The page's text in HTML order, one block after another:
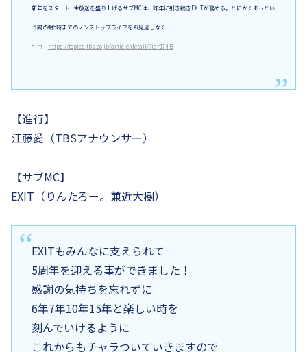
新年をスタート! 生放送を盛り上げるサブMCは、昨年に引き続きEXITが務める。とにかくあっとい
う間の朝5時までのノンストップライブをお見逃しなく!!
引用： https://topics.tbs.co.jp/article/detail/?id=17448
【進行】
江藤愛（TBSアナウンサー）
【サブMC】
EXIT（りんたろー。兼近大樹）
EXITもみんなに支えられて
5周年を迎える事ができました！
感謝の気持ちを忘れずに
6年7年10年15年と楽しい時を
刻んでいけるように
これからもチャラついていきますので